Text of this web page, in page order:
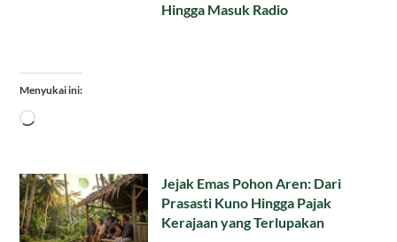
Hingga Masuk Radio
Menyukai ini:
Memuat...
Jejak Emas Pohon Aren: Dari
Prasasti Kuno Hingga Pajak
Kerajaan yang Terlupakan